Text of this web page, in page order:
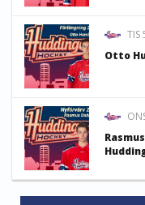
TIS
Otto